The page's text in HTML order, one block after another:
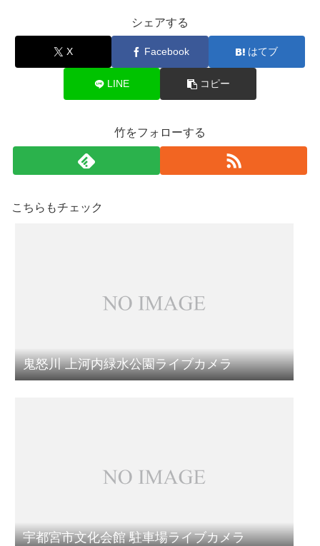
シェアする
X Facebook はてブ
LINE コピー
竹をフォローする
こちらもチェック
鬼怒川 上河内緑水公園ライブカメラ
宇都宮市文化会館 駐車場ライブカメラ